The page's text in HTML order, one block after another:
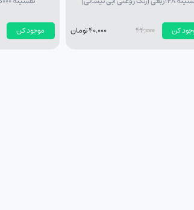
کن 44,000 40,000 تومان موجود کن